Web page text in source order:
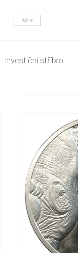
Kč
Investiční stříbro